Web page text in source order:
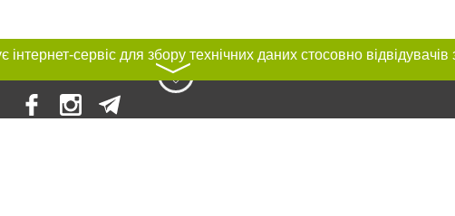
〉